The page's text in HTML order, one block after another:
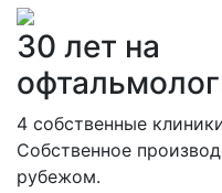
30 лет на
4 собственные
Собственное
рубежом.